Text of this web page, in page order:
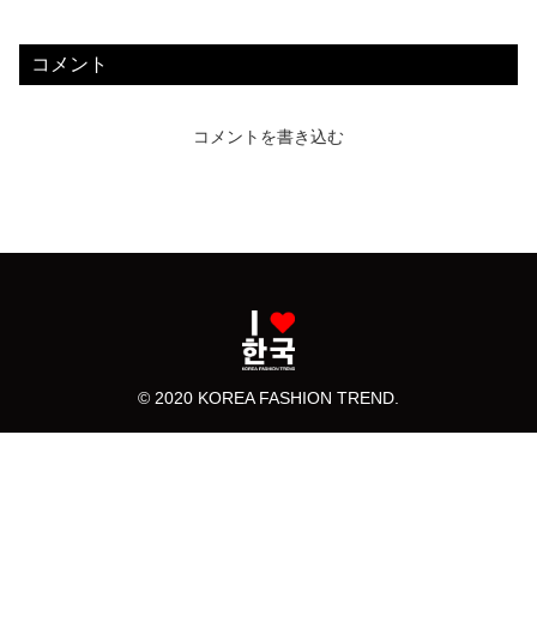
コメント
コメントを書き込む
© 2020 KOREA FASHION TREND.